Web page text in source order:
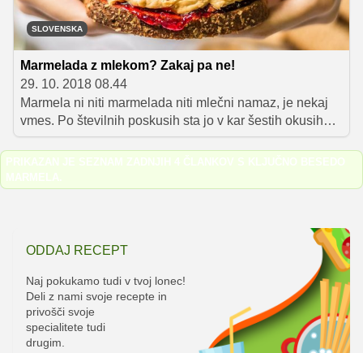
SLOVENSKA
Marmelada z mlekom? Zakaj pa ne!
29. 10. 2018 08.44
Marmela ni niti marmelada niti mlečni namaz, je nekaj
vmes. Po številnih poskusih sta jo v kar šestih okusih
naredila Uroš in Valentina Kavčič, denar za to pa je bil
sprva namenjen gradnji hiše. Njuno zgodbo smo včeraj
spoznali v oddaji 'Štartaj, Slovenija!'.
PRIKAZAN JE SEZNAM ZADNJIH 4 ČLANKOV S KLJUČNO BESEDO
MARMELA.
ODDAJ RECEPT
Naj pokukamo tudi v tvoj lonec!
Deli z nami svoje recepte in
privošči svoje
specialitete tudi
drugim.